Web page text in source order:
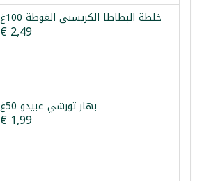
خلطة البطاطا الكريسبي الغوطة 100غ
€ 2,49
بهار تورشي عبيدو 50غ
€ 1,99